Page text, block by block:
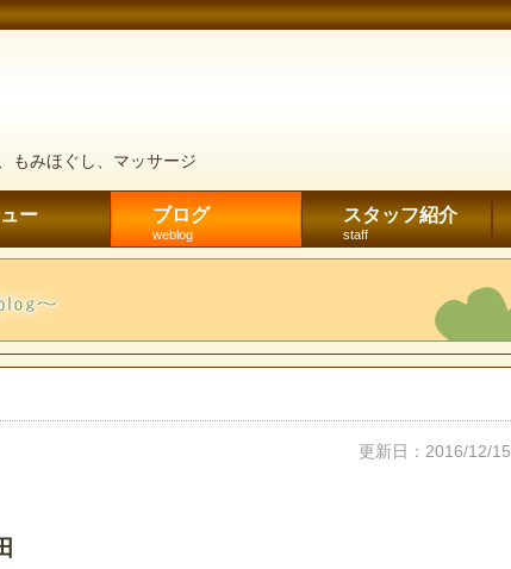
もみほぐし、マッサージ
ー ブログ
weblog
スタッフ紹介
staff
更新日：2016/12/15